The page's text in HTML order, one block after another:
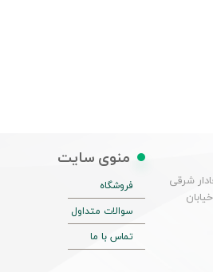
منوی سایت
فروشگاه
سوالات متداول
تماس با ما
شرقی